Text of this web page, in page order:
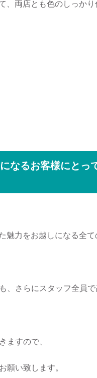
、両店とも色のしっか
なるお客様にとっ
魅力をお越しになる全て
、さらにスタッフ全員で
ますので、
願い致します。